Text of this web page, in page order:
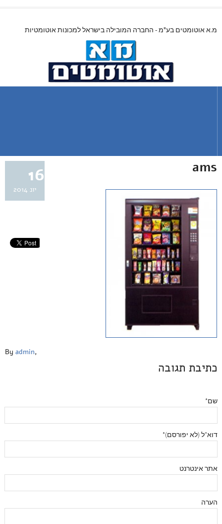
מ.א אוטומטים בע"מ - החברה המובילה בישראל למכונות אוטומטיות
16
יונ 2014
ams
By admin,
כתיבת תגובה
שם*
דוא"ל (לא יפורסם)*
אתר אינטרנט
הערה